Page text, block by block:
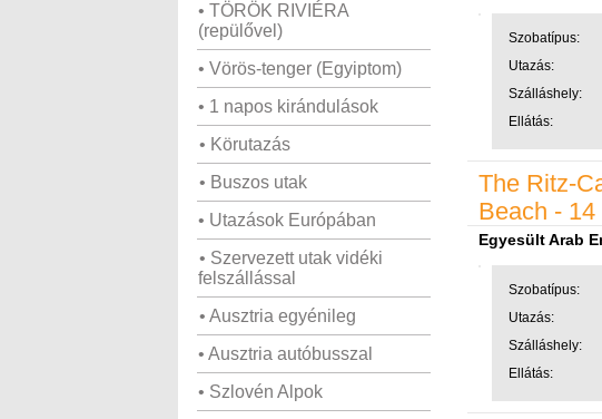
• TÖRÖK RIVIÉRA
(repülővel)
• Vörös-tenger (Egyiptom)
• 1 napos kirándulások
• Körutazás
• Buszos utak
• Utazások Európában
• Szervezett utak vidéki
felszállással
• Ausztria egyénileg
• Ausztria autóbusszal
• Szlovén Alpok
Szobatípus:
Utazás:
Szálláshely:
Ellátás:
The Ritz-
Beach -
Egyesült Arab
Szobatípus:
Utazás:
Szálláshely:
Ellátás: